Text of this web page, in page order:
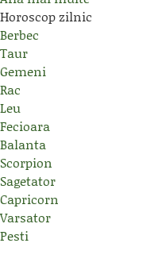
Horoscop zilnic
Berbec
Taur
Gemeni
Rac
Leu
Fecioara
Balanta
Scorpion
Sagetator
Capricorn
Varsator
Pesti